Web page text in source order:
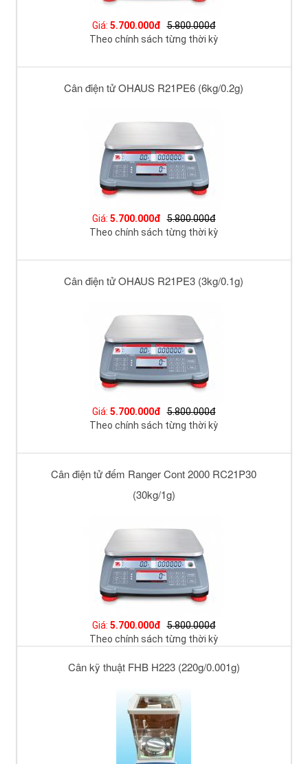
Giá: 5.700.000đ 5.800.000đ
Theo chính sách từng thời kỳ
Cân điện tử OHAUS R21PE6 (6kg/0.2g)
Giá: 5.700.000đ 5.800.000đ
Theo chính sách từng thời kỳ
Cân điện tử OHAUS R21PE3 (3kg/0.1g)
Giá: 5.700.000đ 5.800.000đ
Theo chính sách từng thời kỳ
Cân điện tử đếm Ranger Cont 2000 RC21P30
(30kg/1g)
Giá: 5.700.000đ 5.800.000đ
Theo chính sách từng thời kỳ
Cân kỹ thuật FHB H223 (220g/0.001g)